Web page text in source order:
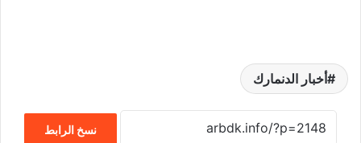
أخبار الدنمارك
نسخ الرابط